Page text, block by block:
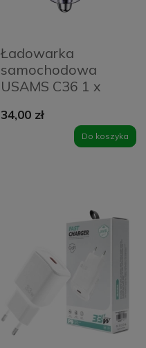
Ładowarka
samochodowa
USAMS C36 1 x
95 W Fioletowa -
34,00 zł
Do koszyka